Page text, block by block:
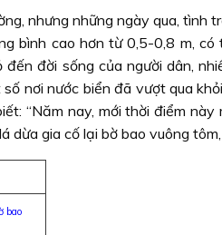
nhưng những ngày qua, tình
bình cao hơn từ 0,5-0,8 m,
đời sống của người dân,
nơi nước biển đã vượt qua
“Năm nay, mới thời điểm
dừa gia cố lại bờ bao vuông
bao